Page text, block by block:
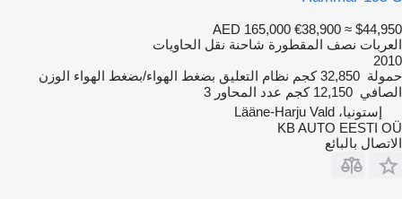
AED 165,000 €38,900 ≈ $44,950
العربات نصف المقطورة شاحنة نقل الحاويات
2010
حمولة 32,850 كجم نظام التعليق بضغط الهواء/بضغط الهواء الوزن
الصافي 12,150 كجم عدد المحاور 3
إستونيا، Lääne-Harju Vald
KB AUTO EESTI OÜ
الاتصال بالبائع